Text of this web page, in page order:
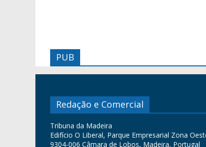
PUB
Redação e Comercial
Tribuna da Madeira
Edifício O Liberal, Parque Empresarial Zona
9304-006 Câmara de Lobos, Madeira, Portugal